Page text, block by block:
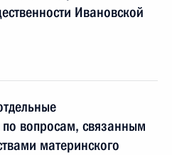
Ивановской
вопросам, связанным
материнского